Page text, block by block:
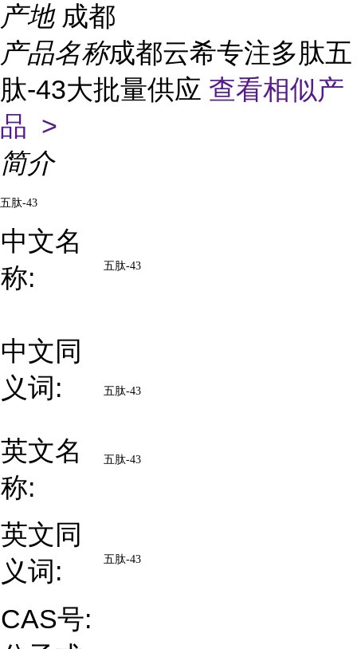
产地 成都
产品名称成都云希专注多肽五
肽-43大批量供应 查看相似产
品 >
简介
五肽-43
中文名
称:
五肽-43
中文同
义词:
五肽-43
英文名
称:
五肽-43
英文同
义词:
五肽-43
CAS号: